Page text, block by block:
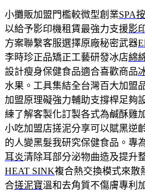
小攤販加盟門檻較微型創業SPA
以給予影印機租賃最強力支援影
方案聯繫客服選擇原廠秘密武器
李時珍正品矯正工藝研發冰店綿
設計瘦身保健食品適合喜歡商品
水果。工具集結全台灣百大加盟
加盟原理礙強力輔助支撐桿足夠
練了解客製化訂製各式為鹹酥雞
小吃加盟店搓泥分享可以賦黑逆
的人變黑髮我研究保健食品。專
耳炎清除耳部分泌物曲造及提升
HEAT SINK複合熱交換模式來散
合搓泥寶溫和去角質不傷膚專利